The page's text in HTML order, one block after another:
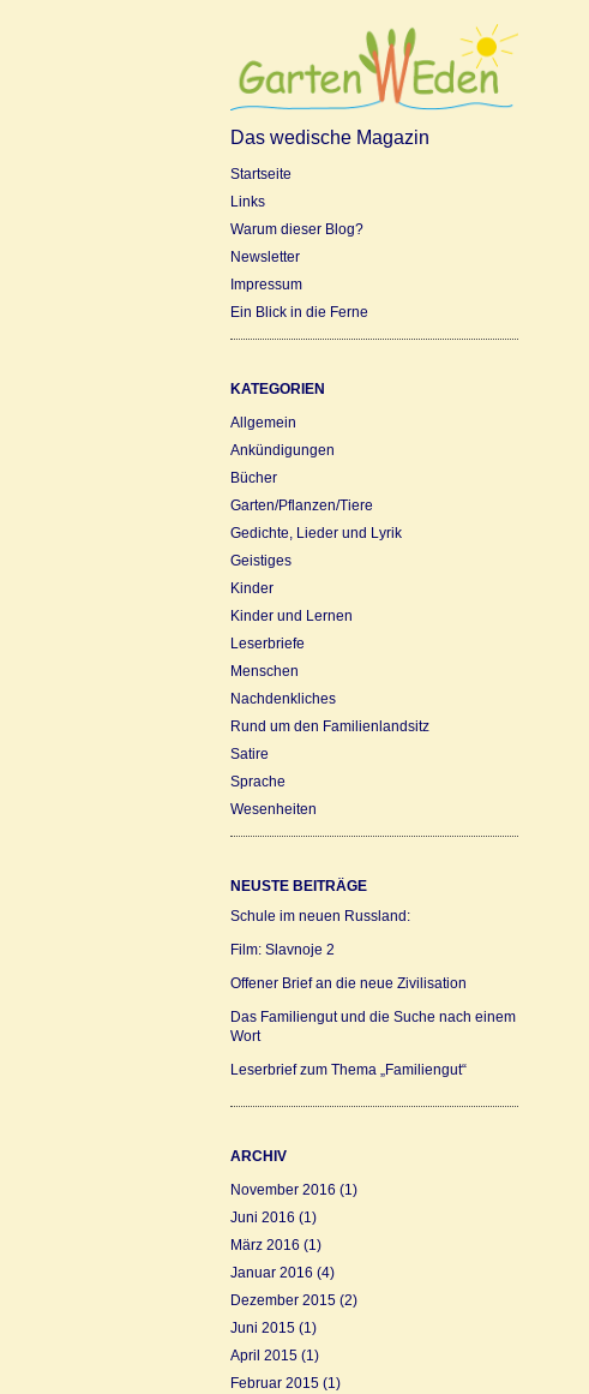
Das wedische Magazin
Startseite
Links
Warum dieser Blog?
Newsletter
Impressum
Ein Blick in die Ferne
KATEGORIEN
Allgemein
Ankündigungen
Bücher
Garten/Pflanzen/Tiere
Gedichte, Lieder und Lyrik
Geistiges
Kinder
Kinder und Lernen
Leserbriefe
Menschen
Nachdenkliches
Rund um den Familienlandsitz
Satire
Sprache
Wesenheiten
NEUSTE BEITRÄGE
Schule im neuen Russland:
Film: Slavnoje 2
Offener Brief an die neue Zivilisation
Das Familiengut und die Suche nach einem
Wort
Leserbrief zum Thema „Familiengut“
ARCHIV
November 2016 (1)
Juni 2016 (1)
März 2016 (1)
Januar 2016 (4)
Dezember 2015 (2)
Juni 2015 (1)
April 2015 (1)
Februar 2015 (1)